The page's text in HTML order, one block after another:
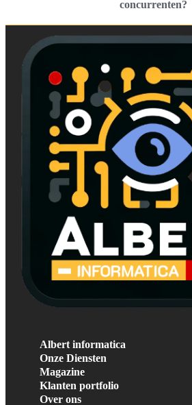
concurrenten?
Albert informatica
Onze Diensten
Magazine
Klanten portfolio
Over ons